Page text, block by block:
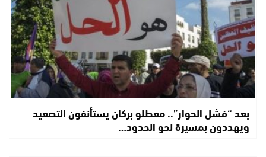
بعد “فشل الحوار”.. معطلو بركان يستأنفون التصعيد
ويهددون بمسيرة نحو الحدود…